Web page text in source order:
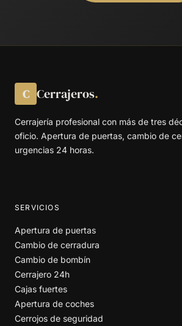
C Cerrajeros.
Cerrajería profesional con más de tres
oficio. Apertura de puertas, cambio de
urgencias 24 horas.
SERVICIOS
Apertura de puertas
Cambio de cerradura
Cambio de bombín
Cerrajero 24h
Cajas fuertes
Apertura de coches
Cerrojos de seguridad